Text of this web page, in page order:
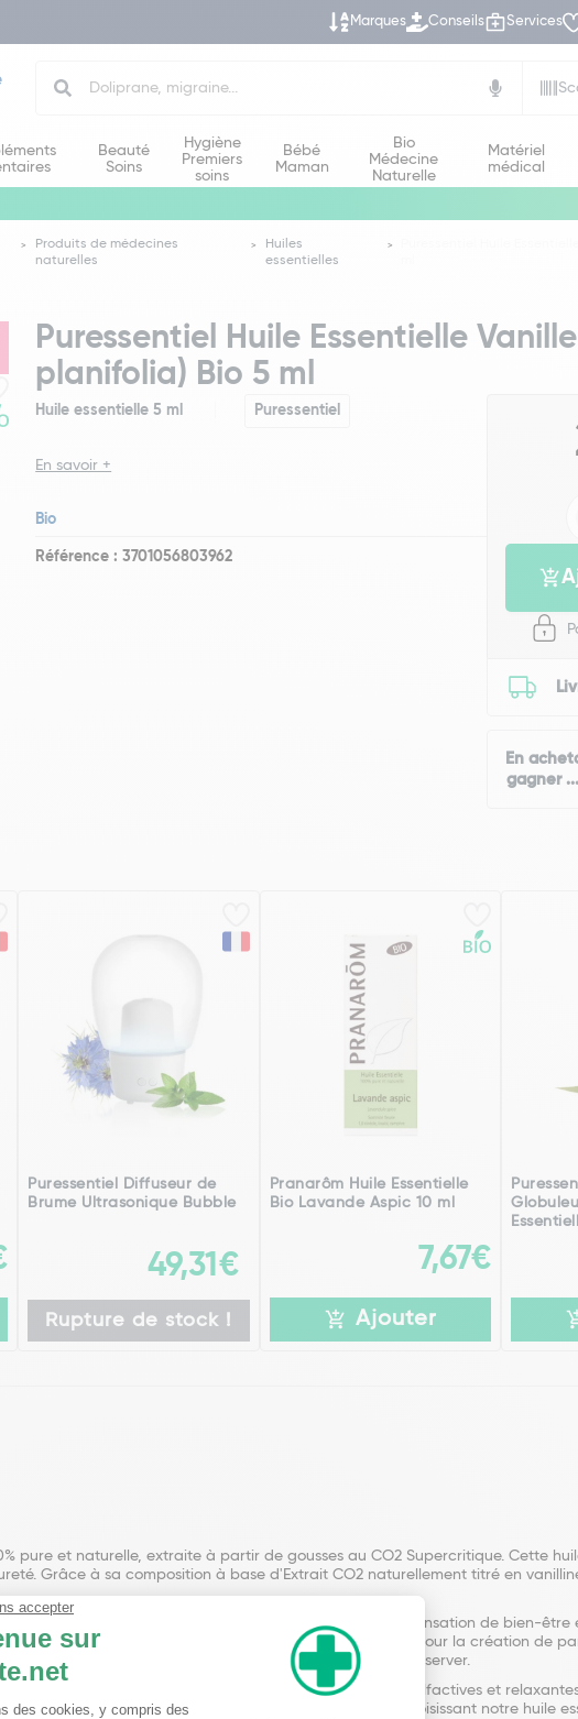
Marques Conseils Services
Beauté
Soins
Hygiène
Premiers
soins
Bébé
Maman
Bio
Médecine
Naturelle
Matériel
médical
Produits de médecines
naturelles
Huiles
essentielles
Puressentiel Huile Essentielle
planifolia) Bio 5 ml
Huile essentielle 5 ml Puressentiel
En savoir +
Bio
Référence : 3701056803962
En
gagner ...
Puressentiel Diffuseur de
Brume Ultrasonique Bubble
49,31€
Rupture de stock !
Pranarôm Huile Essentielle
Bio Lavande Aspic 10 ml
7,67€
Ajouter
pure et naturelle, extraite à partir de gousses au CO2 Supercritique. Cette
Grâce à sa composition à base d'Extrait CO2 naturellement titré en
Son parfum envoûtant apporte une véritable sensation de bien-être
En outre, son utilisation est polyvalente, que ce soit pour la création de
en flacon de 5 ml la rend facile à utiliser et à conserver.
est un produit incontournable. En plus de ses qualités olfactives et
et parfumée à leurs créations cosmétiques. En choisissant notre huile